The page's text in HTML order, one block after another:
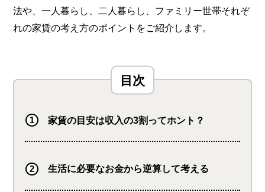
法や、一人暮らし、二人暮らし、ファミリー世帯それぞ
れの家賃の考え方のポイントをご紹介します。
家賃の目安は収入の3割ってホント？
生活に必要なお金から逆算して考える